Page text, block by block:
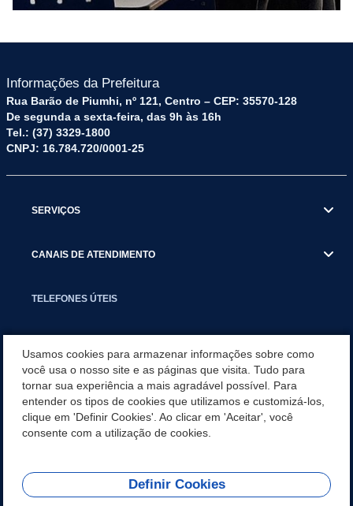
Informações da Prefeitura
Rua Barão de Piumhi, nº 121, Centro – CEP: 35570-128
De segunda a sexta-feira, das 9h às 16h
Tel.: (37) 3329-1800
CNPJ: 16.784.720/0001-25
SERVIÇOS
CANAIS DE ATENDIMENTO
TELEFONES ÚTEIS
NOTÍCIAS
APLICATIVO
REDES SOCIAIS
Usamos cookies para armazenar informações sobre como
você usa o nosso site e as páginas que visita. Tudo para
tornar sua experiência a mais agradável possível. Para
entender os tipos de cookies que utilizamos e customizá-los,
clique em 'Definir Cookies'. Ao clicar em 'Aceitar', você
consente com a utilização de cookies.
Definir Cookies